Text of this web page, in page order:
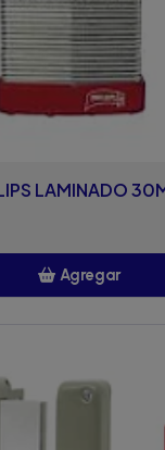
LAMINADO
Agregar